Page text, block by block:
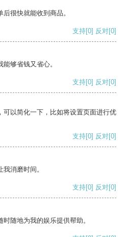
很快就能收到商品。
支持[0] 反对[0]
够省钱又省心。
支持[0] 反对[0]
可以简化一下，比如将设置页面进行优
支持[0] 反对[0]
消磨时间。
支持[0] 反对[0]
随地为我的娱乐提供帮助。